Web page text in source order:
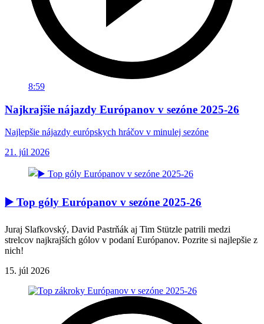
8:59
Najkrajšie nájazdy Európanov v sezóne 2025-26
Najlepšie nájazdy európskych hráčov v minulej sezóne
21. júl 2026
▶️ Top góly Európanov v sezóne 2025-26
Juraj Slafkovský, David Pastrňák aj Tim Stützle patrili medzi
strelcov najkrajších gólov v podaní Európanov. Pozrite si najlepšie z
nich!
15. júl 2026